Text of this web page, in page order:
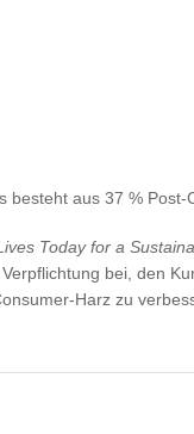
besteht aus 37 % Post-
Today for a
bei, den
Harz zu